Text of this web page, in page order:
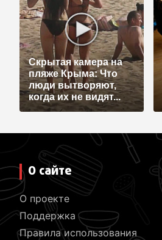
Скрытая камера на
пляже Крыма: Что
люди вытворяют,
когда их не видят...
О сайте
О проекте
Поддержка
Правила использования